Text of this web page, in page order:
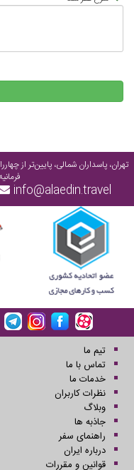
تهران، پاسداران شمالی، پایین‌تر از
فرمانیه،
info@alaedin.travel
تیم ما
تماس با ما
خدمات ما
نظرات کاربران
وبلاگ
جاذبه ها
راهنمای سفر
درباره ایران
قوانین و مقررات